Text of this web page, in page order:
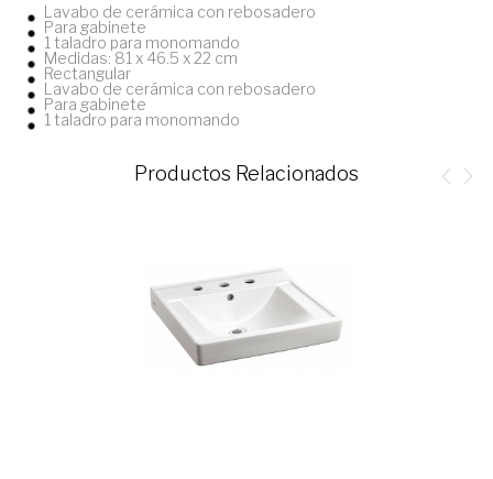
Lavabo de cerámica con rebosadero
Para gabinete
1 taladro para monomando
Medidas: 81 x 46.5 x 22 cm
Rectangular
Lavabo de cerámica con rebosadero
Para gabinete
1 taladro para monomando
Productos Relacionados